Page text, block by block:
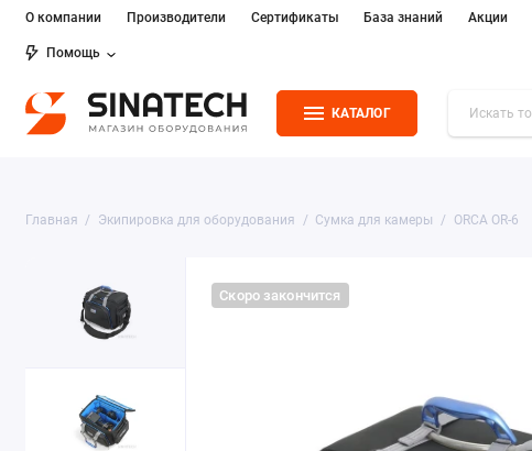
О компании Производители Сертификаты База знаний Акции
Помощь
КАТАЛОГ
Главная Экипировка для оборудования Сумка для камеры ORCA OR-6
Скоро закончится